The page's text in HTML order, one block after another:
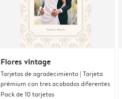
Flores vintage
Tarjetas de agradecimiento | Tarjeta
prémium con tres acabados diferentes
Pack de 10 tarjetas